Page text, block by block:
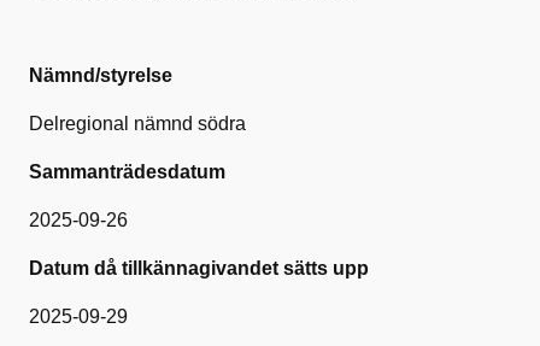
Nämnd/styrelse
Delregional nämnd södra
Sammanträdesdatum
2025-09-26
Datum då tillkännagivandet sätts upp
2025-09-29